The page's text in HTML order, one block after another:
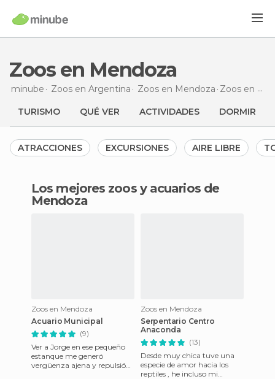
Zoos en Mendoza
minube Zoos en Argentina Zoos en Mendoza Zoos en Mendoza
TURISMO QUÉ VER ACTIVIDADES DORMIR
ATRACCIONES EXCURSIONES AIRE LIBRE
Los mejores zoos y acuarios de
Mendoza
Zoos en Mendoza
Acuario Municipal
(9)
Ver a Jorge en ese pequeño
estanque me generó
vergüenza ajena y repulsión,
Zoos en Mendoza
Serpentario Centro
Anaconda
(13)
Desde muy chica tuve una
especie de amor hacia los
reptiles , he incluso mi